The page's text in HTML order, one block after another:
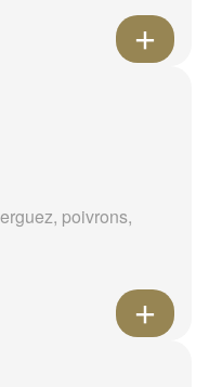
poivrons,